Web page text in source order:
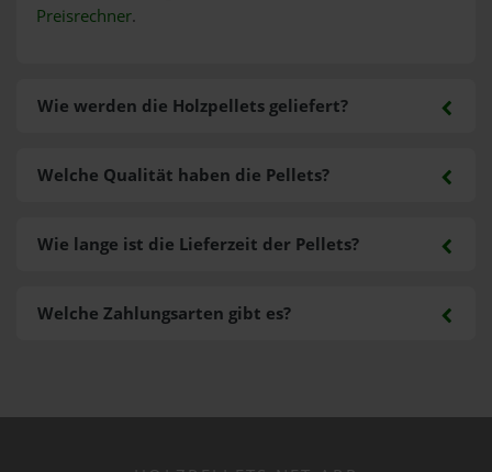
Preisrechner.
Wie werden die Holzpellets geliefert?
Welche Zahlungsarten gibt es?
Welche Qualität haben die Pellets?
Wie lange ist die Lieferzeit der Pellets?